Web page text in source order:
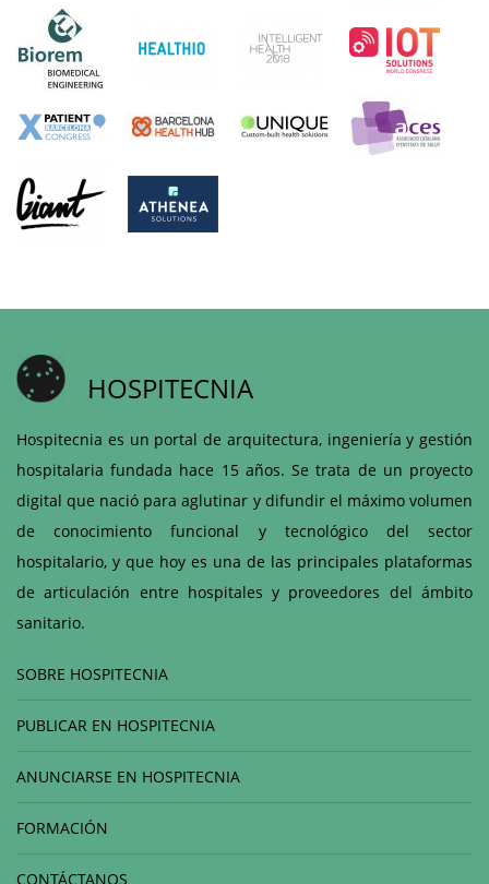
HOSPITECNIA
Hospitecnia es un portal de arquitectura, ingeniería y gestión
hospitalaria fundada hace 15 años. Se trata de un proyecto
digital que nació para aglutinar y difundir el máximo volumen
de conocimiento funcional y tecnológico del sector
hospitalario, y que hoy es una de las principales plataformas
de articulación entre hospitales y proveedores del ámbito
sanitario.
SOBRE HOSPITECNIA
PUBLICAR EN HOSPITECNIA
ANUNCIARSE EN HOSPITECNIA
FORMACIÓN
CONTÁCTANOS